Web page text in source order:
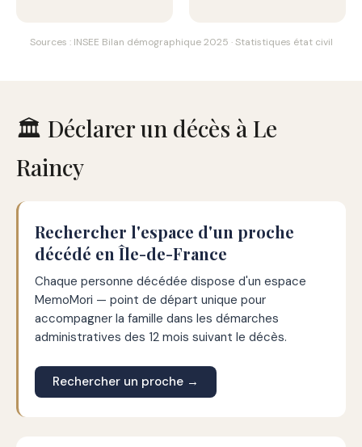
Sources : INSEE Bilan démographique 2025 · Statistiques état civil
🏛️ Déclarer un décès à Le
Raincy
Rechercher l'espace d'un proche
décédé en Île-de-France
Chaque personne décédée dispose d'un espace
MemoMori — point de départ unique pour
accompagner la famille dans les démarches
administratives des 12 mois suivant le décès.
Rechercher un proche →